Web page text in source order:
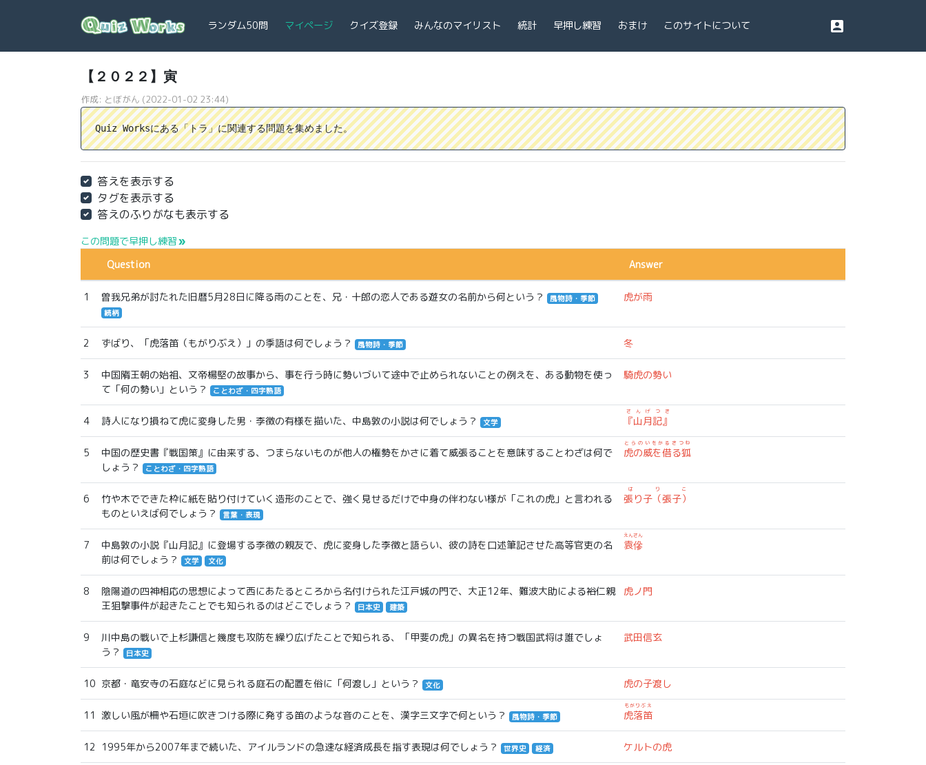
ランダム50問 マイページ クイズ登録 みんなのマイリスト 統計 早押し練習 おまけ このサイトについて account_box
【２０２２】寅
作成: とぼがん (2022-01-02 23:44)
Quiz Worksにある「トラ」に関連する問題を集めました。
答えを表示する
タグを表示する
答えのふりがなも表示する
この問題で早押し練習 double_arrow
Question Answer
1 曽我兄弟が討たれた旧暦5月28日に降る雨のことを、兄・十郎の恋人である遊女の名前から何という？
風物詩・季節
続柄
虎が雨
2 ずばり、「虎落笛（もがりぶえ）」の季語は何でしょう？ 風物詩・季節 冬
3
中国隋王朝の始祖、文帝楊堅の故事から、事を行う時に勢いづいて途中で止められないことの例えを、ある動物を使っ
て「何の勢い」という？
ことわざ・四字熟語
騎虎の勢い
4 詩人になり損ねて虎に変身した男・李徴の有様を描いた、中島敦の小説は何でしょう？ 文学 『山月記』
さんげつき
5
中国の歴史書『戦国策』に由来する、つまらないものが他人の権勢をかさに着て威張ることを意味することわざは何で
しょう？
ことわざ・四字熟語
虎の威を借る狐
とらのいをかるきつね
6
竹や木でできた枠に紙を貼り付けていく造形のことで、強く見せるだけで中身の伴わない様が「これの虎」と言われる
ものといえば何でしょう？
言葉・表現
張り子（張子）
はりこ
7
中島敦の小説『山月記』に登場する李徴の親友で、虎に変身した李徴と語らい、彼の詩を口述筆記させた高等官吏の名
前は何でしょう？
文学 文化
袁傪
えんさん
8
陰陽道の四神相応の思想によって西にあたるところから名付けられた江戸城の門で、大正12年、難波大助による裕仁親
王狙撃事件が起きたことでも知られるのはどこでしょう？
日本史 建築
虎ノ門
9
川中島の戦いで上杉謙信と幾度も攻防を繰り広げたことで知られる、「甲斐の虎」の異名を持つ戦国武将は誰でしょ
う？
日本史
武田信玄
10 京都・竜安寺の石庭などに見られる庭石の配置を俗に「何渡し」という？ 文化 虎の子渡し
11 激しい風が柵や石垣に吹きつける際に発する笛のような音のことを、漢字三文字で何という？ 風物詩・季節 虎落笛
もがりぶえ
12 1995年から2007年まで続いた、アイルランドの急速な経済成長を指す表現は何でしょう？ 世界史 経済 ケルトの虎